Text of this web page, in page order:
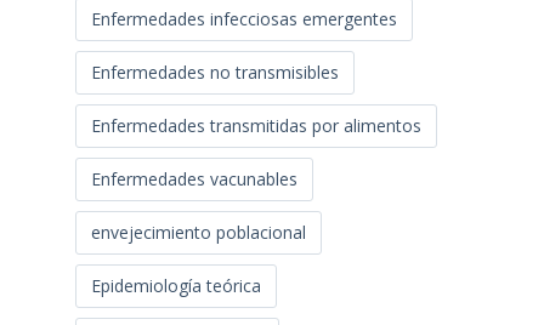
Enfermedades infecciosas emergentes
Enfermedades no transmisibles
Enfermedades transmitidas por alimentos
Enfermedades vacunables
envejecimiento poblacional
Epidemiología teórica